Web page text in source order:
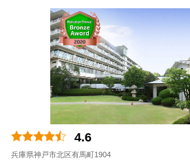
4.6
兵庫県神戸市北区有馬町1904